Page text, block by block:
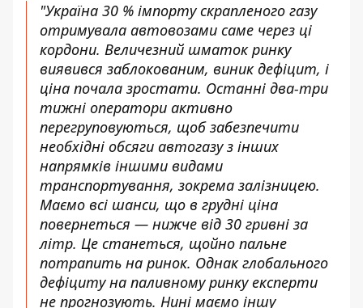
"Україна 30 % імпорту скрапленого газу
отримувала автовозами саме через ці
кордони. Величезний шматок ринку
виявився заблокованим, виник дефіцит, і
ціна почала зростати. Останні два-три
тижні оператори активно
перегруповуються, щоб забезпечити
необхідні обсяги автогазу з інших
напрямків іншими видами
транспортування, зокрема залізницею.
Маємо всі шанси, що в грудні ціна
повернеться — нижче від 30 гривні за
літр. Це станеться, щойно пальне
потрапить на ринок. Однак глобального
дефіциту на паливному ринку експерти
не прогнозують. Нині маємо іншу